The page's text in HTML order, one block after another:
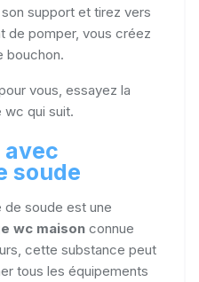
support et tirez vers
de pomper, vous créez
bouchon.
vous, essayez la
wc qui suit.
avec
soude
de soude est une
wc maison connue
cette substance peut
tous les équipements